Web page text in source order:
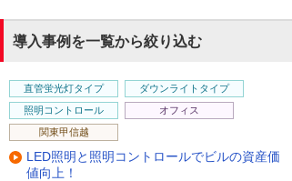
導入事例を一覧から絞り込む
直管蛍光灯タイプ
ダウンライトタイプ
照明コントロール
オフィス
関東甲信越
LED照明と照明コントロールでビルの資産価
値向上！